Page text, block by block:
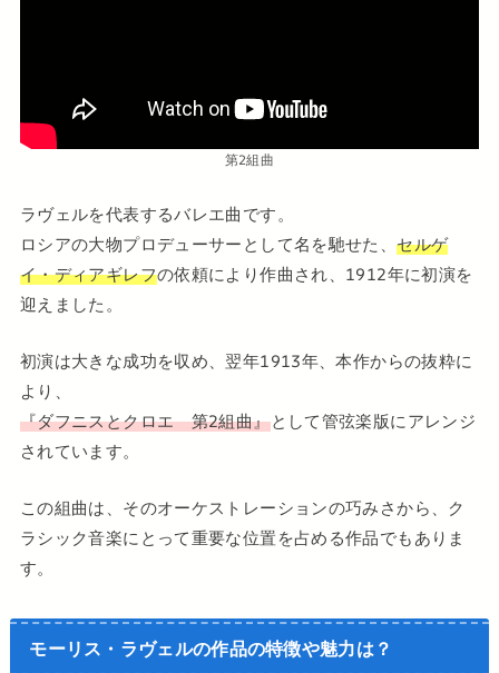
第2組曲
ラヴェルを代表するバレエ曲です。
ロシアの大物プロデューサーとして名を馳せた、セルゲ
イ・ディアギレフの依頼により作曲され、1912年に初演を
迎えました。
初演は大きな成功を収め、翌年1913年、本作からの抜粋に
より、
『ダフニスとクロエ 第2組曲』として管弦楽版にアレンジ
されています。
この組曲は、そのオーケストレーションの巧みさから、ク
ラシック音楽にとって重要な位置を占める作品でもありま
す。
モーリス・ラヴェルの作品の特徴や魅力は？